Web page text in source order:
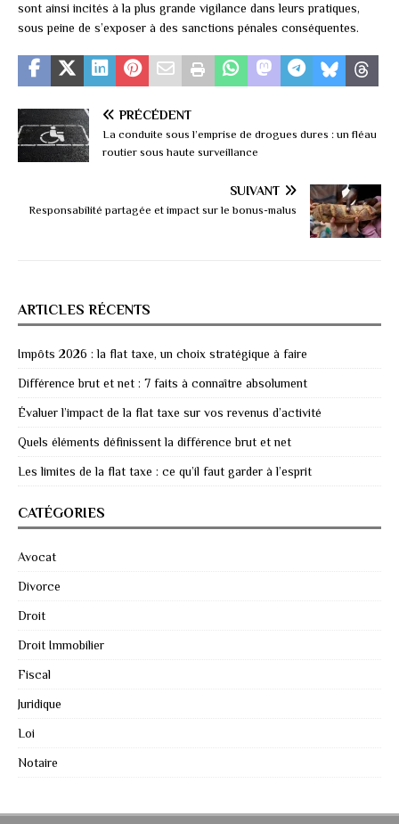
sont ainsi incités à la plus grande vigilance dans leurs pratiques,
sous peine de s’exposer à des sanctions pénales conséquentes.
PRÉCÉDENT
La conduite sous l’emprise de drogues dures : un fléau
routier sous haute surveillance
SUIVANT
Responsabilité partagée et impact sur le bonus-malus
ARTICLES RÉCENTS
Impôts 2026 : la flat taxe, un choix stratégique à faire
Différence brut et net : 7 faits à connaître absolument
Évaluer l’impact de la flat taxe sur vos revenus d’activité
Quels éléments définissent la différence brut et net
Les limites de la flat taxe : ce qu’il faut garder à l’esprit
CATÉGORIES
Avocat
Divorce
Droit
Droit Immobilier
Fiscal
Juridique
Loi
Notaire